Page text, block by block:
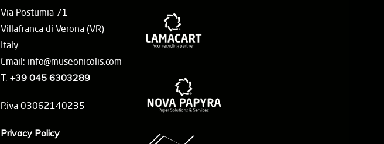
Via Postumia 71
Villafranca di Verona (VR)
Italy
Email: info@museonicolis.com
T. +39 045 6303289
P.iva 03062140235
Privacy Policy